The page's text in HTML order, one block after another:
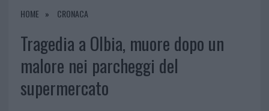
HOME CRONACA
Tragedia a Olbia, muore dopo un
malore nei parcheggi del
supermercato